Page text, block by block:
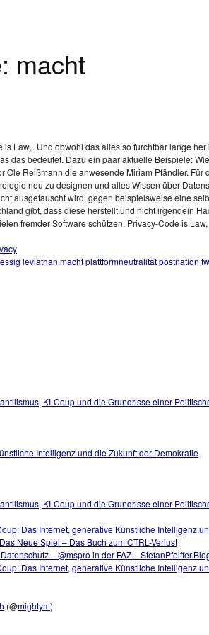
macht
Law„. Und obwohl das alles so furchtbar lange
das bedeutet. Dazu ein paar aktuelle Beispiele:
Ole Reißmann die anwesende Miriam Pfändler.
neu zu designen und alles Wissen über
ausgetauscht wird, gegen beispielsweise eine
gibt, dass diese herstellt und nicht irgendein
fremder Software schützen. Privacy-Code is
leviathan machtplattformneutralitätpostnation
KI-Coup und die Grundrisse einer
Intelligenz und die Zukunft der Demokratie
KI-Coup und die Grundrisse einer
Das Internet, generative Künstliche Intelligenz
Das Neue Spiel – Das Buch zum CTRL-Verlust
– @mspro in der FAZ –
Das Internet, generative Künstliche Intelligenz
(@mightym)